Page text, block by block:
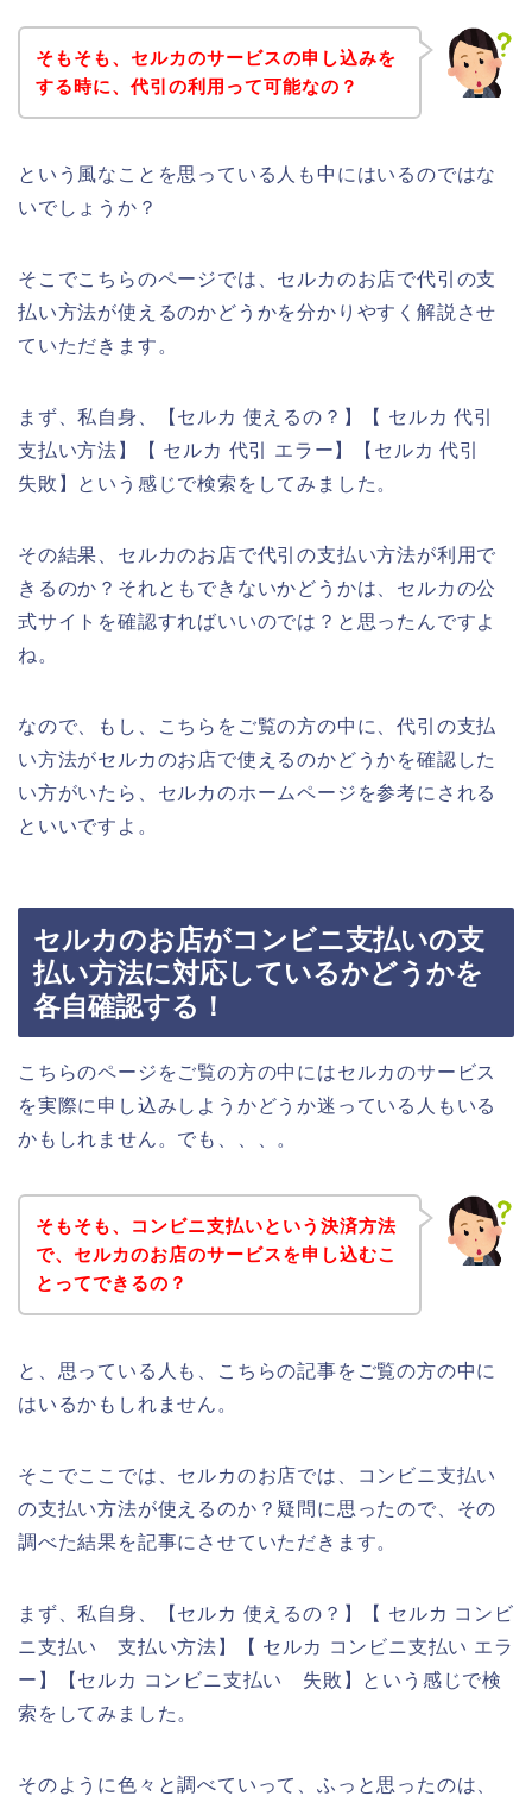
そもそも、セルカのサービスの申し込みを
する時に、代引の利用って可能なの？
という風なことを思っている人も中にはいるのではな
いでしょうか？
そこでこちらのページでは、セルカのお店で代引の支
払い方法が使えるのかどうかを分かりやすく解説させ
ていただきます。
まず、私自身、【セルカ 使えるの？】【 セルカ 代引
支払い方法】【 セルカ 代引 エラー】【セルカ 代引
失敗】という感じで検索をしてみました。
その結果、セルカのお店で代引の支払い方法が利用で
きるのか？それともできないかどうかは、セルカの公
式サイトを確認すればいいのでは？と思ったんですよ
ね。
なので、もし、こちらをご覧の方の中に、代引の支払
い方法がセルカのお店で使えるのかどうかを確認した
い方がいたら、セルカのホームページを参考にされる
といいですよ。
セルカのお店がコンビニ支払いの支
払い方法に対応しているかどうかを
各自確認する！
こちらのページをご覧の方の中にはセルカのサービス
を実際に申し込みしようかどうか迷っている人もいる
かもしれません。でも、、、。
そもそも、コンビニ支払いという決済方法
で、セルカのお店のサービスを申し込むこ
とってできるの？
と、思っている人も、こちらの記事をご覧の方の中に
はいるかもしれません。
そこでここでは、セルカのお店では、コンビニ支払い
の支払い方法が使えるのか？疑問に思ったので、その
調べた結果を記事にさせていただきます。
まず、私自身、【セルカ 使えるの？】【 セルカ コンビ
ニ支払い 支払い方法】【 セルカ コンビニ支払い エラ
ー】【セルカ コンビニ支払い 失敗】という感じで検
索をしてみました。
そのように色々と調べていって、ふっと思ったのは、